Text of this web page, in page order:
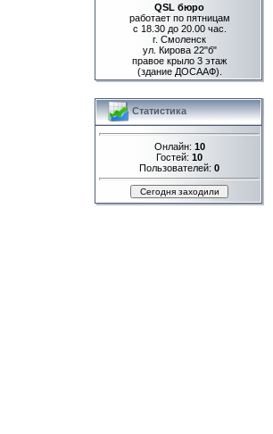
QSL бюро
работает по пятницам
с 18.30 до 20.00 час.
г. Смоленск
ул. Кирова 22"б"
правое крыло 3 этаж
(здание ДОСААФ).
Статистика
Онлайн: 10
Гостей: 10
Пользователей: 0